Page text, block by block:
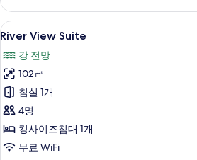
세
히
보
River
View
Suite
사
진
모
두
보
5
River View Suite
강 전망
102㎡
침실 1개
4명
킹사이즈침대 1개
무료 WiFi